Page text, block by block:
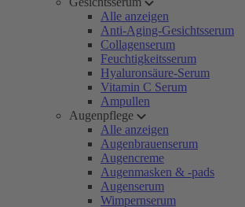
Alle anzeigen
Anti-Aging-Gesichtsserum
Collagenserum
Feuchtigkeitsserum
Hyaluronsäure-Serum
Vitamin C Serum
Ampullen
Augenpflege
Alle anzeigen
Augenbrauenserum
Augencreme
Augenmasken & -pads
Augenserum
Wimpernserum